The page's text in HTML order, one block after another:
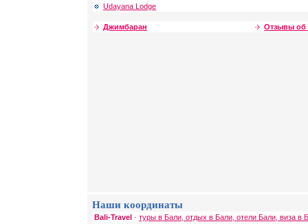
Udayana Lodge
Джимбаран Отзывы об
Наши координаты
Bali-Travel - туры в Бали, отдых в Бали, отели Бали, виза в